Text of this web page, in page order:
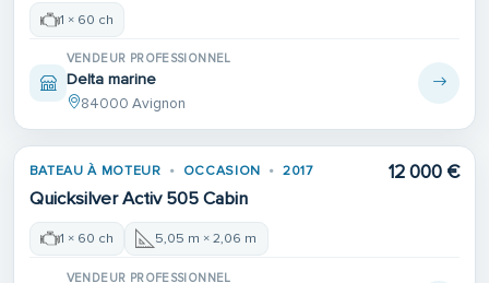
1 × 60 ch
VENDEUR PROFESSIONNEL
Delta marine
84000 Avignon
BATEAU À MOTEUR OCCASION 2017
Quicksilver Activ 505 Cabin
12 000 €
1 × 60 ch 5,05 m × 2,06 m
VENDEUR PROFESSIONNEL